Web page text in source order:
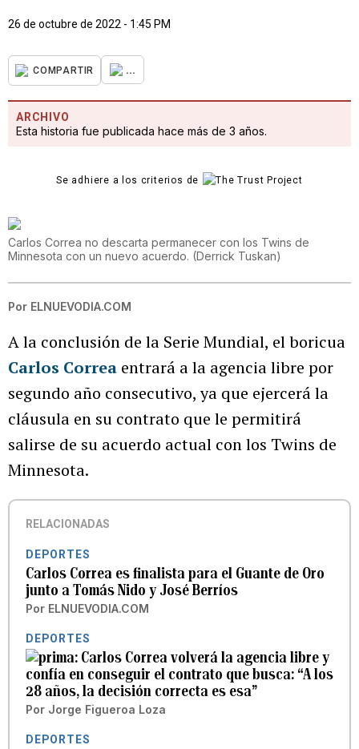
26 de octubre de 2022 - 1:45 PM
COMPARTIR ...
ARCHIVO
Esta historia fue publicada hace más de 3 años.
Se adhiere a los criterios de
Carlos Correa no descarta permanecer con los Twins de
Minnesota con un nuevo acuerdo. (Derrick Tuskan)
Por ELNUEVODIA.COM
A la conclusión de la Serie Mundial, el boricua
Carlos Correa entrará a la agencia libre por
segundo año consecutivo, ya que ejercerá la
cláusula en su contrato que le permitirá
salirse de su acuerdo actual con los Twins de
Minnesota.
RELACIONADAS
DEPORTES
Carlos Correa es finalista para el Guante de Oro
junto a Tomás Nido y José Berríos
Por ELNUEVODIA.COM
DEPORTES
Carlos Correa volverá la agencia libre y
confía en conseguir el contrato que busca: “A los
28 años, la decisión correcta es esa”
Por Jorge Figueroa Loza
DEPORTES